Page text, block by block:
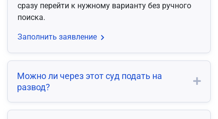
сразу перейти к нужному варианту без ручного
поиска.
Заполнить заявление
Можно ли через этот суд подать на
развод?